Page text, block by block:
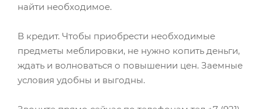
найти необходимое.
В кредит. Чтобы приобрести необходимые
предметы меблировки, не нужно копить деньги,
ждать и волноваться о повышении цен. Заемные
условия удобны и выгодны.